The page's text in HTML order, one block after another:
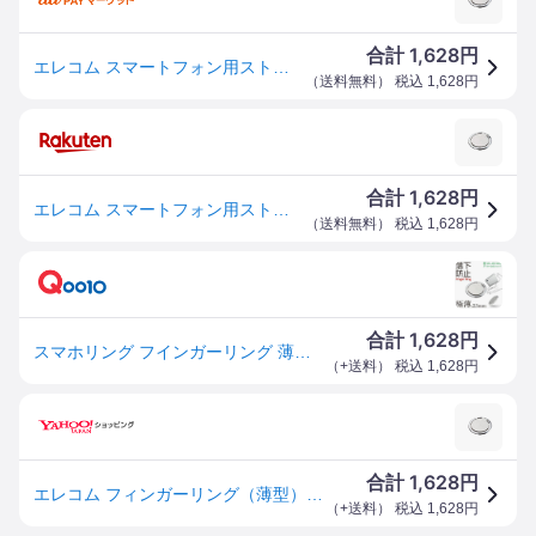
合計1,628円
（送料無料） 税込 1,628 円
合計1,628円
（送料無料） 税込 1,628 円
合計1,628円
（+送料） 税込 1,628 円
合計1,628円
（+送料） 税込 1,628 円